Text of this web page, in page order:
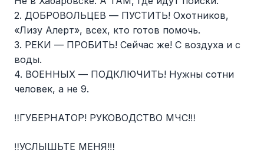
2. ДОБРОВОЛЬЦЕВ — ПУСТИТЬ! Охотников,
«Лизу Алерт», всех, кто готов помочь.
3. РЕКИ — ПРОБИТЬ! Сейчас же! С воздуха и с
воды.
4. ВОЕННЫХ — ПОДКЛЮЧИТЬ! Нужны сотни
человек, а не 9.
‼️ГУБЕРНАТОР! РУКОВОДСТВО МЧС!‼️
‼️УСЛЫШЬТЕ МЕНЯ!‼️